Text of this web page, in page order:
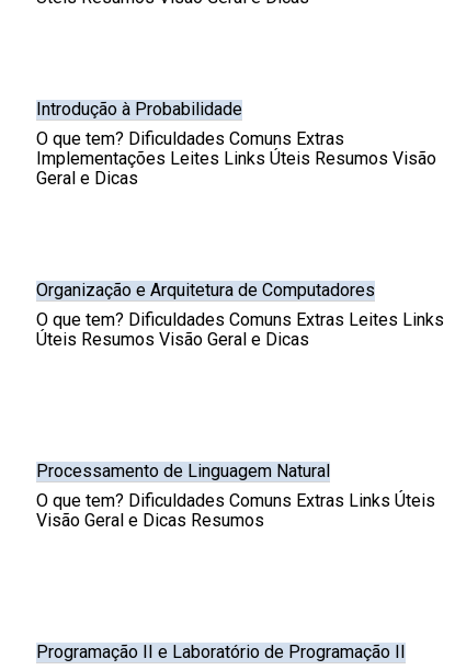
Introdução à Probabilidade
O que tem? Dificuldades Comuns Extras
Implementações Leites Links Úteis Resumos Visão
Geral e Dicas
Organização e Arquitetura de Computadores
O que tem? Dificuldades Comuns Extras Leites Links
Úteis Resumos Visão Geral e Dicas
Processamento de Linguagem Natural
O que tem? Dificuldades Comuns Extras Links Úteis
Visão Geral e Dicas Resumos
Programação II e Laboratório de Programação II